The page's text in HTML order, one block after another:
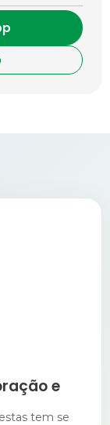
e
tem se